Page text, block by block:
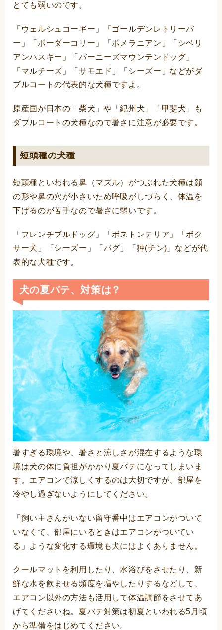
とても弱いのです。
「ウェルシュコーギー」「ゴールデンレトリーバ
ー」「ボーダーコリー」「ポメラニアン」「シベリ
アンハスキー」「バーニーズマウンテンドッグ」
「マルチーズ」「サモエド」「シーズー」などがダ
ブルコートの代表的な犬種ですよ。
原産国が日本の「柴犬」や「紀州犬」「甲斐犬」も
ダブルコートの犬種なので暑さに注意が必要です。
短頭種の犬種
短頭種といわれる鼻（マズル）がつぶれた犬種は顔
の形や鼻の穴が小さいため呼吸がしづらく、体温を
下げるのが苦手なので暑さに弱いです。
「フレンチブルドッグ」「ボストンテリア」「ボク
サー犬」「シーズー」「パグ」「狆(チン)」などが代
表的な犬種です。
犬の夏バテ、対策は？
暑すぎる環境や、暑さと涼しさが混在するような環
境は犬の体に負担がかかり夏バテになってしまいま
す。エアコンで涼しくするのは大切ですが、部屋を
冷やし過ぎないようにしてください。
「飼い主さんがいない留守番中はエアコンがついて
いなくて、部屋にいるときはエアコンがついてい
る」ような変化する環境も犬にはよくありません。
クールマットを利用したり、水浴びをさせたり、新
鮮な水を飲ませる頻度を増やしたりするなどして、
エアコン以外の方法も活用して体温調節をさせてあ
げてくださいね。夏バテ対策は初夏といわれる5月頃
から準備をはじめてください。